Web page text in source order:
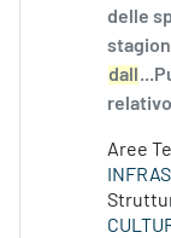
delle
dall
Aree